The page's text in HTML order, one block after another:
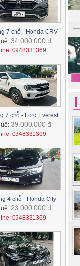
7 chỗ - Honda CRV
34.000.000 đ
0948331369
7 chỗ - Ford Everest
39.000.000 đ
0948331369
4 chỗ - Honda City
23.000.000 đ
0948331369